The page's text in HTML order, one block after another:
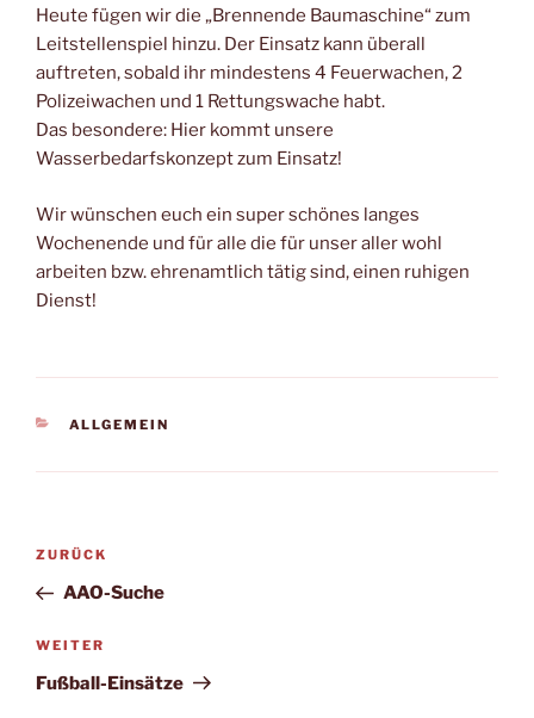
Heute fügen wir die „Brennende Baumaschine“ zum
Leitstellenspiel hinzu. Der Einsatz kann überall
auftreten, sobald ihr mindestens 4 Feuerwachen, 2
Polizeiwachen und 1 Rettungswache habt.
Das besondere: Hier kommt unsere
Wasserbedarfskonzept zum Einsatz!
Wir wünschen euch ein super schönes langes
Wochenende und für alle die für unser aller wohl
arbeiten bzw. ehrenamtlich tätig sind, einen ruhigen
Dienst!
KATEGORIEN
ALLGEMEIN
Beitragsnavigation
Vorheriger
Beitrag
ZURÜCK
AAO-Suche
Nächster
Beitrag
WEITER
Fußball-Einsätze